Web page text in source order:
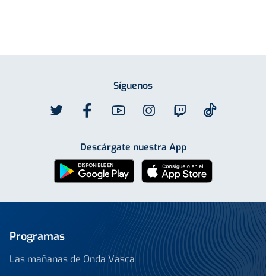
Síguenos
Descárgate nuestra App
Programas
Las mañanas de Onda Vasca